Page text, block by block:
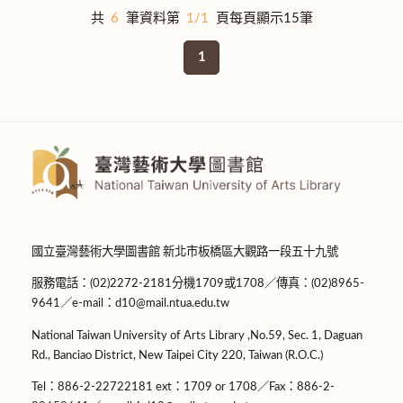
共 6 筆資料第 1/1 頁每頁顯示15筆
1
國立臺灣藝術大學圖書館 新北市板橋區大觀路一段五十九號
服務電話：(02)2272-2181分機1709或1708／傳真：(02)8965-
9641／e-mail：d10@mail.ntua.edu.tw
National Taiwan University of Arts Library ,No.59, Sec. 1, Daguan
Rd., Banciao District, New Taipei City 220, Taiwan (R.O.C.)
Tel：886-2-22722181 ext：1709 or 1708／Fax：886-2-